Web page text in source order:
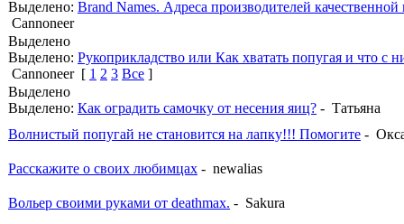
Выделено: Brand Names. Адреса производителей
Cannoneer
Выделено
Выделено: Рукоприкладство или Как хватать попугая и что с
Cannoneer[ 1 2 3 Все ]
Выделено
Выделено: Как оградить самочку от несения яиц? - Татьяна
Волнистый попугай не становится на лапку!!! Помогите -
Расскажите о своих любимцах - newalias
Вольер своими руками от deathmax. - Sakura